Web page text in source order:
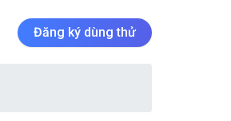
Đăng ký dùng thử